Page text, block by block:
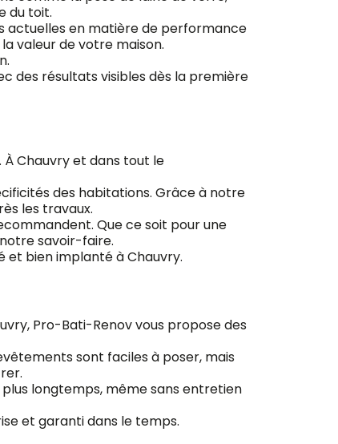
du toit.
actuelles en matière de performance
valeur de votre maison.
des résultats visibles dès la première
Chauvry et dans tout le
des habitations. Grâce à notre
les travaux.
Que ce soit pour une
savoir-faire.
et bien implanté à Chauvry.
Pro-Bati-Renov vous propose des
sont faciles à poser, mais
longtemps, même sans entretien
et garanti dans le temps.